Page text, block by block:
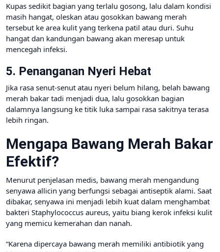
Kupas sedikit bagian yang terlalu gosong, lalu dalam kondisi
masih hangat, oleskan atau gosokkan bawang merah
tersebut ke area kulit yang terkena patil atau duri. Suhu
hangat dan kandungan bawang akan meresap untuk
mencegah infeksi.
5. Penanganan Nyeri Hebat
Jika rasa senut-senut atau nyeri belum hilang, belah bawang
merah bakar tadi menjadi dua, lalu gosokkan bagian
dalamnya langsung ke titik luka sampai rasa sakitnya terasa
lebih ringan.
Mengapa Bawang Merah Bakar
Efektif?
Menurut penjelasan medis, bawang merah mengandung
senyawa allicin yang berfungsi sebagai antiseptik alami. Saat
dibakar, senyawa ini menjadi lebih kuat dalam menghambat
bakteri Staphylococcus aureus, yaitu biang kerok infeksi kulit
yang memicu kemerahan dan nanah.
“Karena dipercaya bawang merah memiliki antibiotik yang